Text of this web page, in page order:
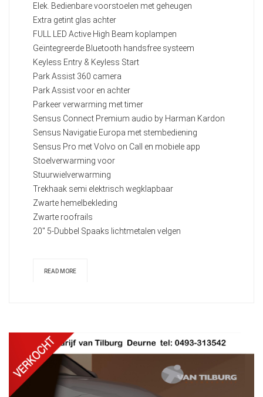
Elek. Bedienbare voorstoelen met geheugen
Extra getint glas achter
FULL LED Active High Beam koplampen
Geïntegreerde Bluetooth handsfree systeem
Keyless Entry & Keyless Start
Park Assist 360 camera
Park Assist voor en achter
Parkeer verwarming met timer
Sensus Connect Premium audio by Harman Kardon
Sensus Navigatie Europa met stembediening
Sensus Pro met Volvo on Call en mobiele app
Stoelverwarming voor
Stuurwielverwarming
Trekhaak semi elektrisch wegklapbaar
Zwarte hemelbekleding
Zwarte roofrails
20" 5-Dubbel Spaaks lichtmetalen velgen
READ MORE